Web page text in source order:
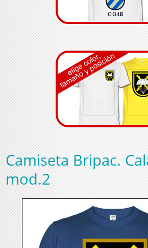
Camiseta Bripac.
mod.2